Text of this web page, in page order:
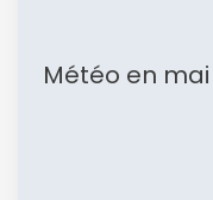
Météo en mai